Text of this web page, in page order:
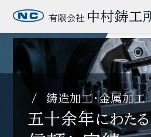
鋳造加工・金属加工
五十余年にわたる